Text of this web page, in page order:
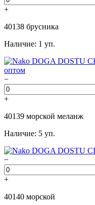
+
40138 брусника
Наличие: 1 уп.
−
+
40139 морской меланж
Наличие: 5 уп.
−
+
40140 морской